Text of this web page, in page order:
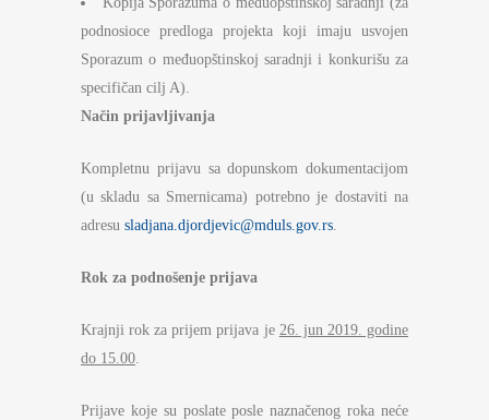
podnosioce predloga projekta koji imaju usvojen
Sporazum o međuopštinskoj saradnji i konkurišu za
specifičan cilj A).
Način prijavljivanja
Kompletnu prijavu sa dopunskom dokumentacijom
(u skladu sa Smernicama) potrebno je dostaviti na
adresu sladjana.djordjevic@mduls.gov.rs.
Rok za podnošenje prijava
Krajnji rok za prijem prijava je 26. jun 2019. godine
do 15.00.
Prijave koje su poslate posle naznačenog roka neće